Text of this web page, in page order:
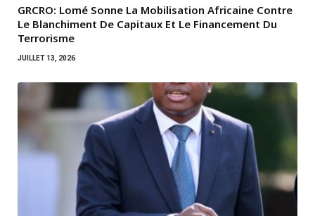
GRCRO: Lomé Sonne La Mobilisation Africaine Contre
Le Blanchiment De Capitaux Et Le Financement Du
Terrorisme
JUILLET 13, 2026